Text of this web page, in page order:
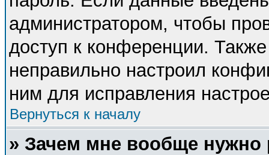
администратором, чтобы
доступ к конференции.
неправильно настроил
ним для исправления
Вернуться к началу
» Зачем мне вообще нужно